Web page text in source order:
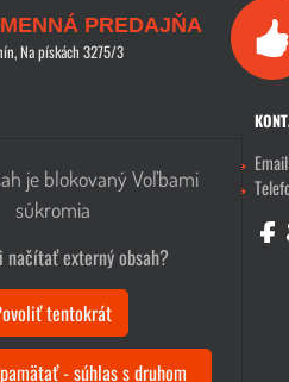
PREDAJŇA
Na pískách 3275/3
je blokovaný Voľbami
súkromia
načítať externý obsah?
tentokrát
- súhlas s druhom